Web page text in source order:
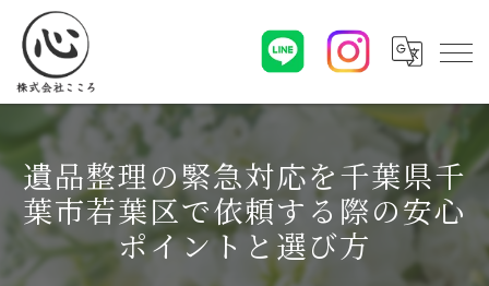
遺品整理の緊急対応を千葉県千
葉市若葉区で依頼する際の安心
ポイントと選び方